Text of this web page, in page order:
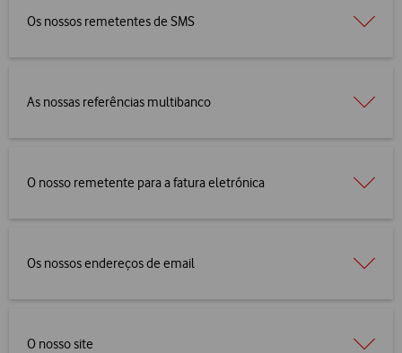
Os nossos remetentes de SMS
As nossas referências multibanco
O nosso remetente para a fatura eletrónica
Os nossos endereços de email
O nosso site